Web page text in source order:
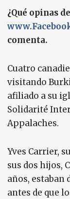
¿Qué opinas
comenta.
Cuatro
visitando
afiliado a su
Solidarité
Appalaches.
Yves Carrier,
sus dos hijos,
años, estaban
antes de que